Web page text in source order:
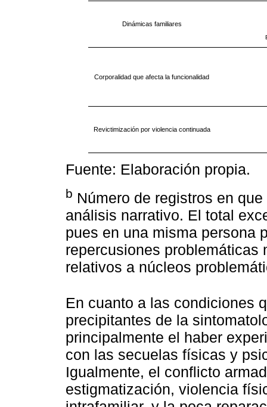
Dinámicas familiares
Corporalidad que afecta la funcionalidad
Revictimización por violencia continuada
Fuente: Elaboración propia.
b Número de registros en
análisis narrativo. El total
pues en una misma persona
repercusiones problemáticas
relativos a núcleos
En cuanto a las condiciones
precipitantes de la
principalmente el haber
con las secuelas físicas y
Igualmente, el conflicto
estigmatización, violencia